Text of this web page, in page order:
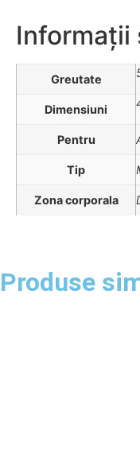
Informații
Greutate
Dimensiuni
Pentru
Tip
Zona corporala
Produse